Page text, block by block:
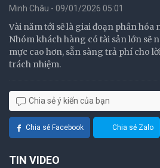
Minh Châu - 09/01/2026 05:01
Vài năm tới sẽ là giai đoạn phân
Nhóm khách hàng có tài sản lớn sẽ
mực cao hơn, sẵn sàng trả phí cho
trách nhiệm.
Chia sẻ ý kiến của bạn
Chia sẻ Facebook Chia sẻ Zalo
TIN VIDEO